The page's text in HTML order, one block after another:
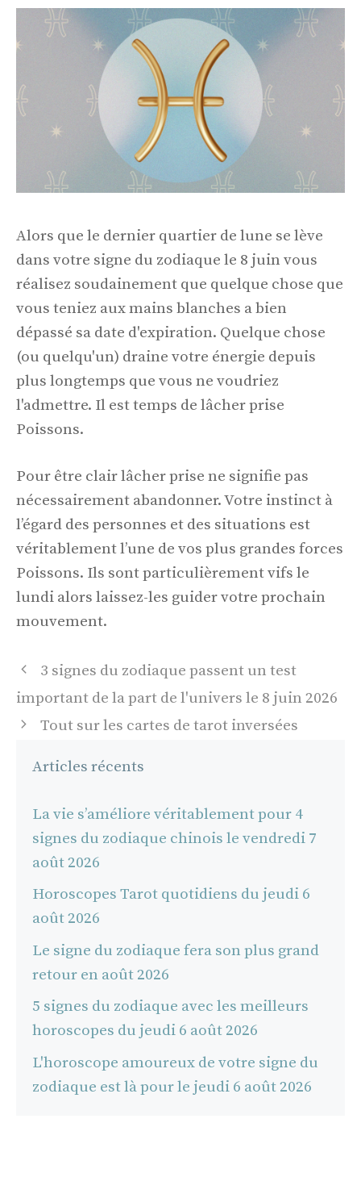
Alors que le dernier quartier de lune se lève
dans votre signe du zodiaque le 8 juin vous
réalisez soudainement que quelque chose que
vous teniez aux mains blanches a bien
dépassé sa date d'expiration. Quelque chose
(ou quelqu'un) draine votre énergie depuis
plus longtemps que vous ne voudriez
l'admettre. Il est temps de lâcher prise
Poissons.
Pour être clair lâcher prise ne signifie pas
nécessairement abandonner. Votre instinct à
l’égard des personnes et des situations est
véritablement l’une de vos plus grandes forces
Poissons. Ils sont particulièrement vifs le
lundi alors laissez-les guider votre prochain
mouvement.
Navigation
des
3 signes du zodiaque passent un test
important de la part de l'univers le 8 juin 2026
Tout sur les cartes de tarot inversées
Articles récents
La vie s’améliore véritablement pour 4
signes du zodiaque chinois le vendredi 7
août 2026
Horoscopes Tarot quotidiens du jeudi 6
août 2026
Le signe du zodiaque fera son plus grand
retour en août 2026
5 signes du zodiaque avec les meilleurs
horoscopes du jeudi 6 août 2026
L'horoscope amoureux de votre signe du
zodiaque est là pour le jeudi 6 août 2026